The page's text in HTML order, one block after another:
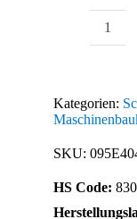
nicht
Kategorien:
SKU:
HS Code: